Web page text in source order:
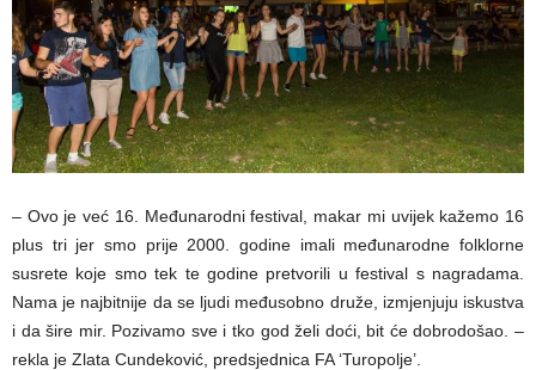
– Ovo je već 16. Međunarodni festival, makar mi uvijek kažemo 16
plus tri jer smo prije 2000. godine imali međunarodne folklorne
susrete koje smo tek te godine pretvorili u festival s nagradama.
Nama je najbitnije da se ljudi međusobno druže, izmjenjuju iskustva
i da šire mir. Pozivamo sve i tko god želi doći, bit će dobrodošao. –
rekla je Zlata Cundeković, predsjednica FA ‘Turopolje’.